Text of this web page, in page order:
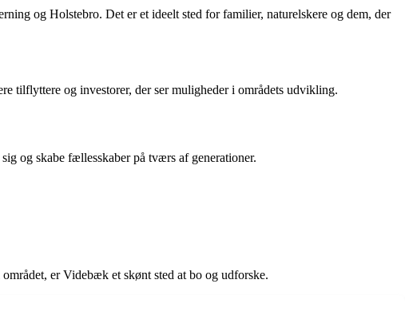
og Holstebro. Det er et ideelt sted for familier, naturelskere og dem, der
tilflyttere og investorer, der ser muligheder i områdets udvikling.
og skabe fællesskaber på tværs af generationer.
er Videbæk et skønt sted at bo og udforske.